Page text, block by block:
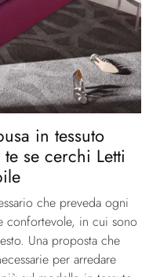
in tessuto
se cerchi Letti
che preveda ogni
confortevole, in cui sono
Una proposta che
per arredare